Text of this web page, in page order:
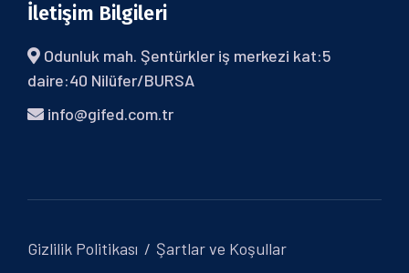
İletişim Bilgileri
Odunluk mah. Şentürkler iş merkezi kat:5
daire:40 Nilüfer/BURSA
info@gifed.com.tr
Gizlilik Politikası Şartlar ve Koşullar